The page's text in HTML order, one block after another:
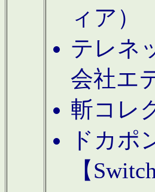
ィア）
テレネ
会社エ
斬コレ
ドカポ
【